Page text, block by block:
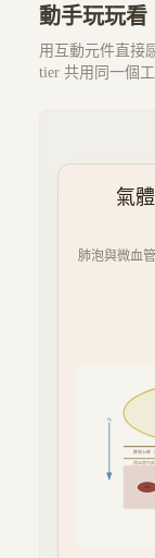
動手玩玩看
用互動元件直接
tier 共用同一個工
氣
肺泡與微血
肺泡上皮（
微血管內皮
O₂